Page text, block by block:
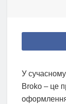
У
Broko – це
оформлення